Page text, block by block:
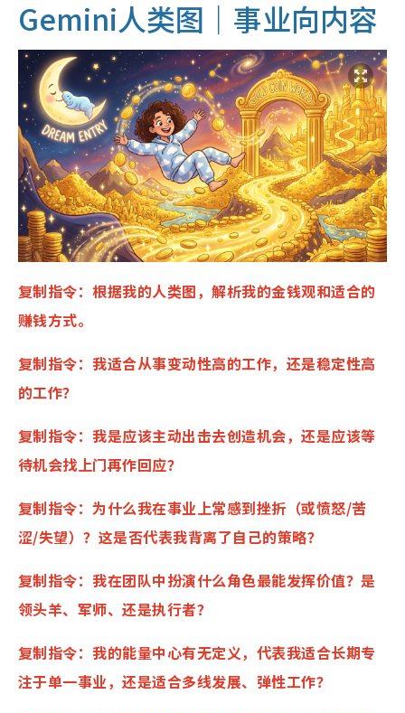
Gemini人类图｜事业向内容
复制指令：根据我的人类图，解析我的金钱观和适合的
赚钱方式。
复制指令：我适合从事变动性高的工作，还是稳定性高
的工作？
复制指令：我是应该主动出击去创造机会，还是应该等
待机会找上门再作回应？
复制指令：为什么我在事业上常感到挫折（或愤怒/苦
涩/失望）？这是否代表我背离了自己的策略？
复制指令：我在团队中扮演什么角色最能发挥价值？是
领头羊、军师、还是执行者？
复制指令：我的能量中心有无定义，代表我适合长期专
注于单一事业，还是适合多线发展、弹性工作？